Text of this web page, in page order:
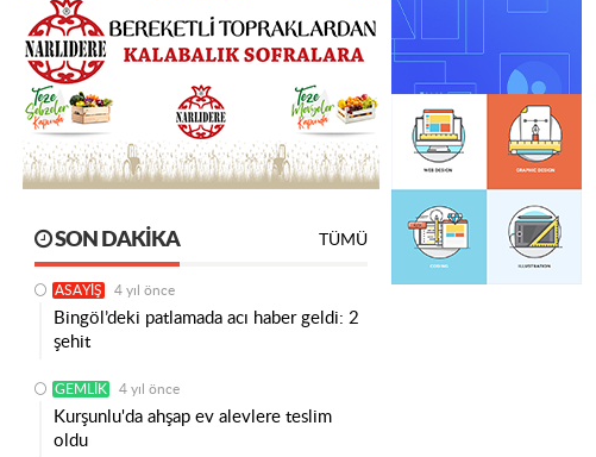
SON DAKIKA TÜMÜ
ASAYİŞ 4 yıl önce
Bingöl’deki patlamada acı haber geldi: 2
şehit
GEMLİK 4 yıl önce
Kurşunlu'da ahşap ev alevlere teslim
oldu